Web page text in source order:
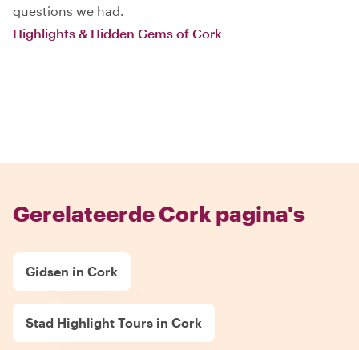
questions we had.
Highlights & Hidden Gems of Cork
Gerelateerde Cork pagina's
Gidsen in Cork
Stad Highlight Tours in Cork